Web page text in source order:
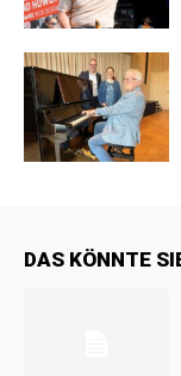
DAS KÖNNTE